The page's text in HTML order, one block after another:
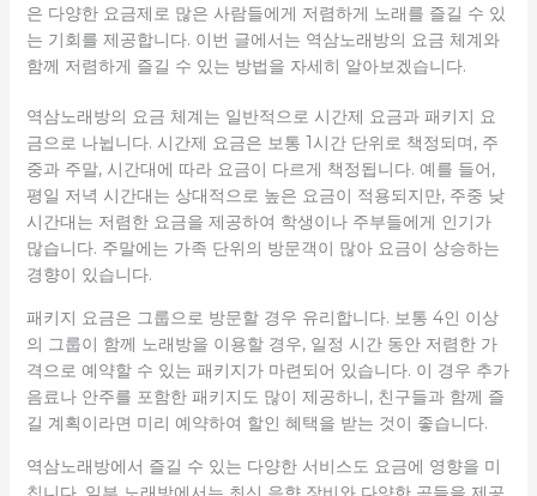
은 다양한 요금제로 많은 사람들에게 저렴하게 노래를 즐길 수 있
는 기회를 제공합니다. 이번 글에서는 역삼노래방의 요금 체계와
함께 저렴하게 즐길 수 있는 방법을 자세히 알아보겠습니다.
역삼노래방의 요금 체계는 일반적으로 시간제 요금과 패키지 요
금으로 나뉩니다. 시간제 요금은 보통 1시간 단위로 책정되며, 주
중과 주말, 시간대에 따라 요금이 다르게 책정됩니다. 예를 들어,
평일 저녁 시간대는 상대적으로 높은 요금이 적용되지만, 주중 낮
시간대는 저렴한 요금을 제공하여 학생이나 주부들에게 인기가
많습니다. 주말에는 가족 단위의 방문객이 많아 요금이 상승하는
경향이 있습니다.
패키지 요금은 그룹으로 방문할 경우 유리합니다. 보통 4인 이상
의 그룹이 함께 노래방을 이용할 경우, 일정 시간 동안 저렴한 가
격으로 예약할 수 있는 패키지가 마련되어 있습니다. 이 경우 추가
음료나 안주를 포함한 패키지도 많이 제공하니, 친구들과 함께 즐
길 계획이라면 미리 예약하여 할인 혜택을 받는 것이 좋습니다.
역삼노래방에서 즐길 수 있는 다양한 서비스도 요금에 영향을 미